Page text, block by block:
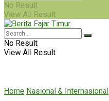
No Result
View All Result
No Result
View All Result
Home Nasional & Internasional